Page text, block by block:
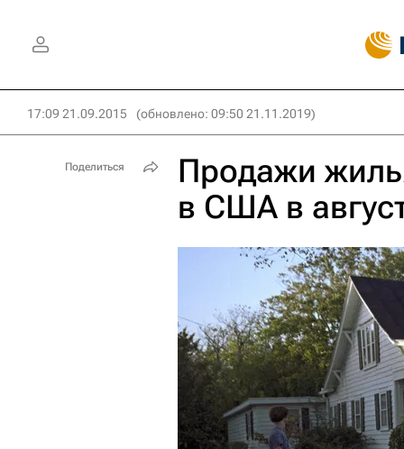
17:09 21.09.2015 (обновлено: 09:50 21.11.2019)
Продажи
в США в
Поделиться